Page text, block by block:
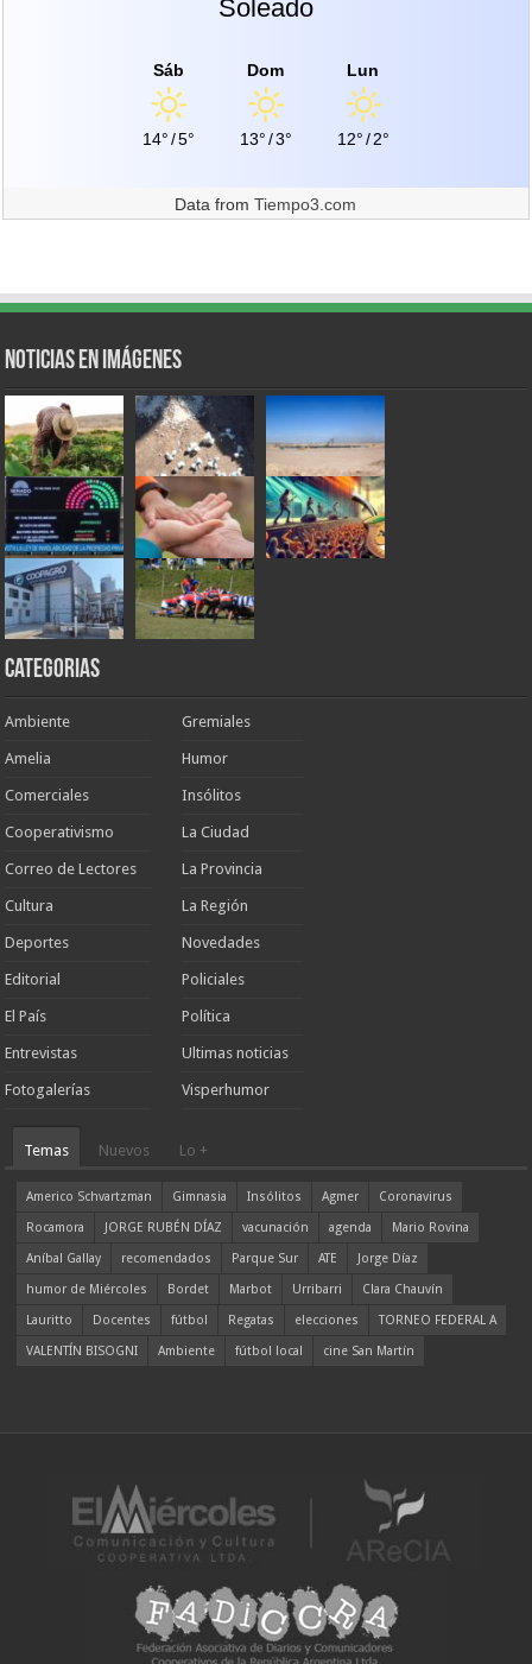
Soleado
Sáb
14°/5°
Dom
13°/3°
Lun
12°/2°
Data fromTiempo3.com
Noticias en Imágenes
Categorias
Ambiente
Amelia
Comerciales
Cooperativismo
Correo de Lectores
Cultura
Deportes
Editorial
El País
Entrevistas
Fotogalerías
Gremiales
Humor
Insólitos
La Ciudad
La Provincia
La Región
Novedades
Policiales
Política
Ultimas noticias
Visperhumor
Temas Nuevos Lo +
Americo Schvartzman Gimnasia Insólitos Agmer
Coronavirus
Rocamora
JORGE RUBÉN DÍAZ vacunación agenda
Mario Rovina
Aníbal Gallay
recomendados Parque Sur ATE
Jorge Díaz
humor de Miércoles
Bordet Marbot Urribarri
Clara Chauvín
Lauritto
Docentes fútbol Regatas elecciones
TORNEO FEDERAL A
VALENTÍN BISOGNI
Ambiente fútbol local cine San Martín